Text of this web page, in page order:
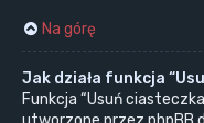
Na górę
Jak działa funkcja
Funkcja “Usuń